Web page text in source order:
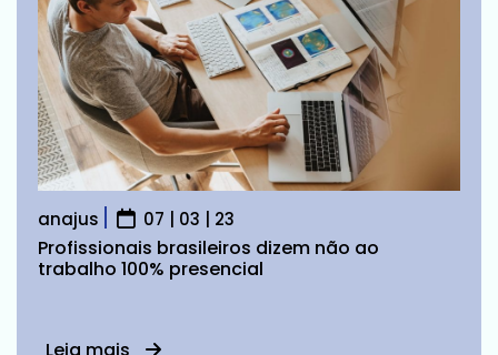
anajus 07 | 03 | 23
Profissionais brasileiros dizem não ao
trabalho 100% presencial
Leia mais